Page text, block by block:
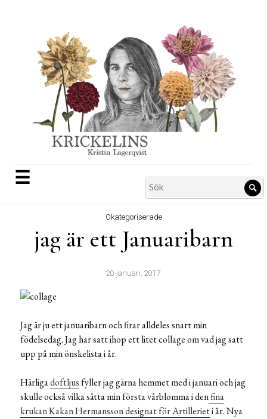
☰
Search
for:
Okategoriserade
jag är ett Januaribarn
20 januari, 2017
Jag är ju ett januaribarn och firar alldeles snart min
födelsedag. Jag har satt ihop ett litet collage om vad jag satt
upp på min önskelista i år.
Härligadoftljusfyller jag gärna hemmet med i januari och jag
skulle också vilka sätta min första vårblomma i denfina
krukan Kakan Hermansson designat för Artillerieti år. Nya